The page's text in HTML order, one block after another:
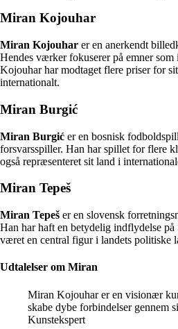
Miran Kojouhar
Miran Kojouhar er en anerkendt
Hendes værker fokuserer på emner
Kojouhar har modtaget flere priser for
internationalt.
Miran Burgić
Miran Burgić er en bosnisk
forsvarsspiller. Han har spillet for flere
også repræsenteret sit land i
Miran Tepeš
Miran Tepeš er en slovensk
Han har haft en betydelig indflydelse
været en central figur i landets politiske
Udtalelser om Miran
Miran Kojouhar er en visionær
skabe dybe forbindelser gennem
Kunstekspert